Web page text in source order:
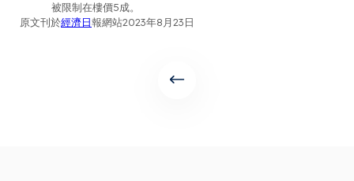
被限制在樓價5成。
原文刊於經濟日報網站2023年8月23日